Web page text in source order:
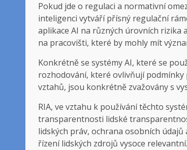
Pokud jde o regulaci a normativní
inteligenci vytváří přísný regulační
aplikace AI na různých úrovních rizika
na pracovišti, které by mohly mít
Konkrétně se systémy AI, které se
rozhodování, které ovlivňují
vztahů, jsou konkrétně zvažovány s
RIA, ve vztahu k používání těchto
transparentnosti lidské
lidských práv, ochrana osobních
řízení lidských zdrojů vysoce relevantní.